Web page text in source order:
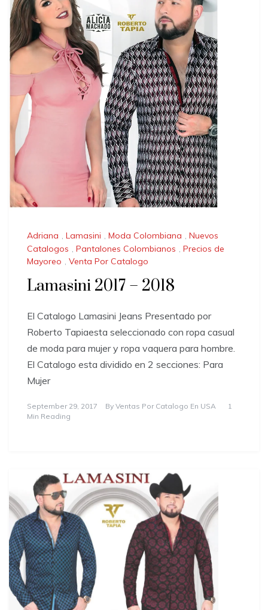
Adriana , Lamasini , Moda Colombiana , Nuevos
Catalogos , Pantalones Colombianos , Precios de
Mayoreo , Venta Por Catalogo
Lamasini 2017 – 2018
El Catalogo Lamasini Jeans Presentado por
Roberto Tapiaesta seleccionado con ropa casual
de moda para mujer y ropa vaquera para hombre.
El Catalogo esta dividido en 2 secciones: Para
Mujer
September 29, 2017 By Ventas Por Catalogo En USA
1
Min Reading